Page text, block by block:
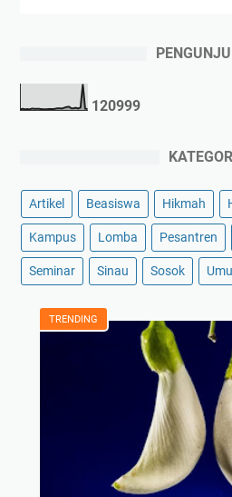
120999
Artikel Beasiswa Hikmah
Kampus Lomba Pesantren
Seminar Sinau Sosok
TRENDING